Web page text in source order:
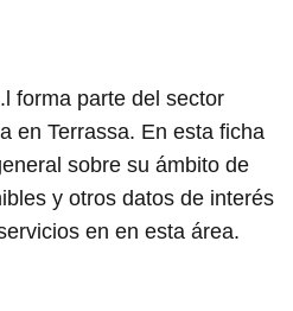
forma parte del sector
en Terrassa. En esta ficha
sobre su ámbito de
y otros datos de interés
en en esta área.